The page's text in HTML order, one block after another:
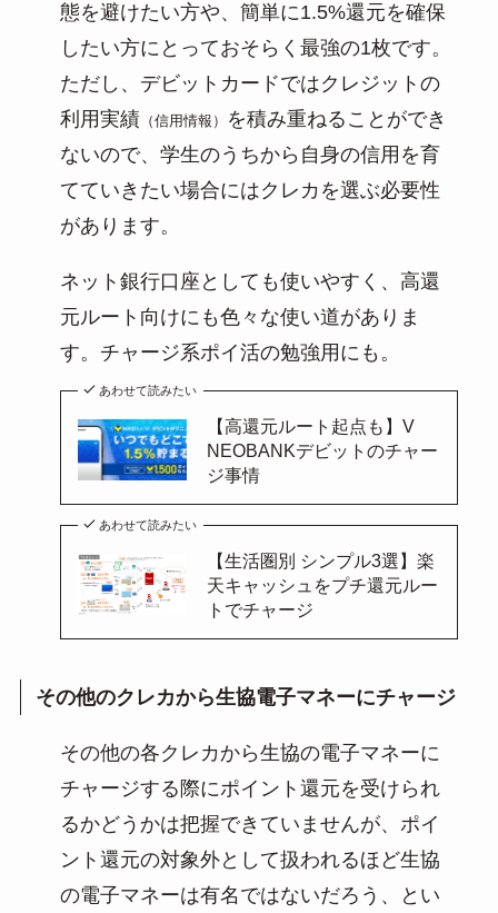
態を避けたい方や、簡単に1.5%還元を確保
したい方にとっておそらく最強の1枚です。
ただし、デビットカードではクレジットの
利用実績（信用情報）
を積み重ねることができ
ないので、学生のうちから自身の信用を育
てていきたい場合にはクレカを選ぶ必要性
があります。
ネット銀行口座としても使いやすく、高還
元ルート向けにも色々な使い道がありま
す。チャージ系ポイ活の勉強用にも。
あわせて読みたい
【高還元ルート起点も】V
NEOBANKデビットのチャー
ジ事情
あわせて読みたい
【生活圏別 シンプル3選】楽
天キャッシュをプチ還元ルー
トでチャージ
その他のクレカから生協電子マネーにチャージ
その他の各クレカから生協の電子マネーに
チャージする際にポイント還元を受けられ
るかどうかは把握できていませんが、ポイ
ント還元の対象外として扱われるほど生協
の電子マネーは有名ではないだろう、とい